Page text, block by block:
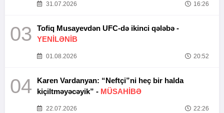
31.07.2026 16:26
03
Tofiq Musayevdən UFC-də ikinci qələbə -
YENİLƏNİB
01.08.2026 20:52
04
Karen Vardanyan: “Neftçi”ni heç bir halda
kiçiltməyəcəyik” - MÜSAHİBƏ
22.07.2026 22:26